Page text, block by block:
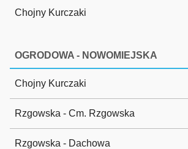
Chojny Kurczaki
OGRODOWA - NOWOMIEJSKA
Chojny Kurczaki
Rzgowska - Cm. Rzgowska
Rzgowska - Dachowa